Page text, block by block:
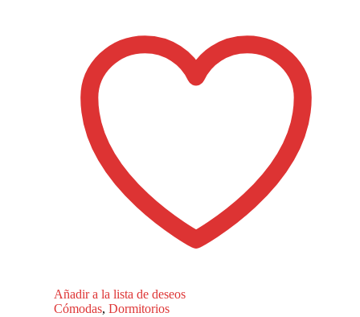
Añadir a la lista de deseos
Cómodas,Dormitorios